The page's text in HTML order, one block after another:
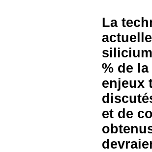
La
% de
enjeux
et de